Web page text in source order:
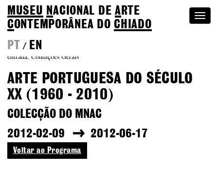
MUSEU NACIONAL DEA RTE
CONTEMPORÂNEA DOCHIADO
PT
/ EN
entrada: Condições Gerais
ARTE PORTUGUESA DO SÉCULO
XX (1960 - 2010)
COLECÇÃO DO MNAC
2012-02-09
2012-06-17
Voltar ao Programa